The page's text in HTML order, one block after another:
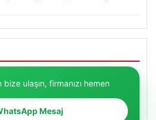
ulaşın, firmanızı hemen
Mesaj